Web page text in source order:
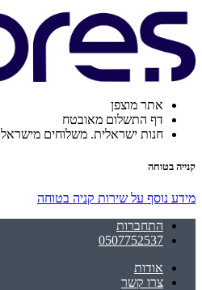
אתר מוצפן
דף התשלום מאובטח
חנות ישראלית. משלוחים מישראל
קנייה בטוחה
מידע נוסף על שירות קניה בטוחה
התחברות
0507752537
אודות
צרו קשר